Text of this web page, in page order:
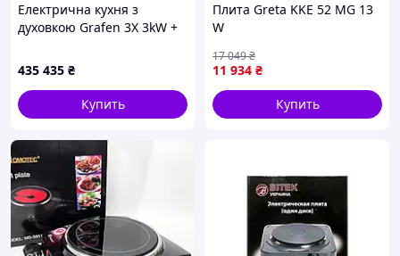
Електрична кухня з
духовкою Grafen 3X 3kW +
800X900X850 мм
435 435 ₴
Купить
Плита Greta KKE 52 MG 13
W
11 934 ₴
17 049₴
Купить